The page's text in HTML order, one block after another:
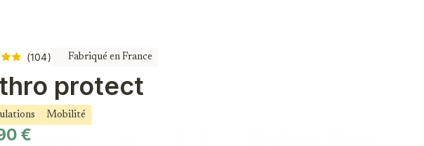
104 Fabriqué en France
protect
Mobilité
vente
€